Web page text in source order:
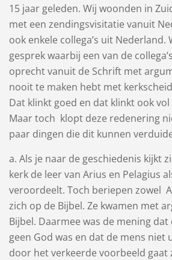
15 jaar geleden. Wij woonden in
met een zendingsvisitatie vanuit
ook enkele collega’s uit Nederland.
gesprek waarbij een van de
oprecht vanuit de Schrift met
nooit te maken hebt met
Dat klinkt goed en dat klinkt ook
Maar toch klopt deze redenering
paar dingen die dit kunnen
a. Als je naar de geschiedenis kijkt
kerk de leer van Arius en Pelagius
veroordeelt. Toch beriepen zowel
zich op de Bijbel. Ze kwamen met
Bijbel. Daarmee was de mening dat
geen God was en dat de mens niet
door het verkeerde voorbeeld gaat